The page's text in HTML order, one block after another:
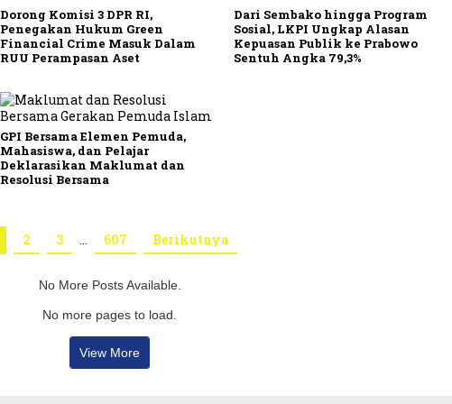
Dorong Komisi 3 DPR RI,
Penegakan Hukum Green
Financial Crime Masuk Dalam
RUU Perampasan Aset
Dari Sembako hingga Program
Sosial, LKPI Ungkap Alasan
Kepuasan Publik ke Prabowo
Sentuh Angka 79,3%
GPI Bersama Elemen Pemuda,
Mahasiswa, dan Pelajar
Deklarasikan Maklumat dan
Resolusi Bersama
2 3 … 607 Berikutnya
No More Posts Available.
No more pages to load.
View More